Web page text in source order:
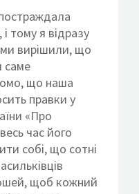
тому я відразу
вирішили, що
саме
що наша
правки у
«Про
час його
собі, що сотні
щоб кожний